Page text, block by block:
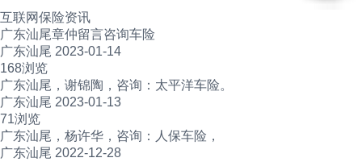
互联网保险资讯
广东汕尾章仲留言咨询车险
广东汕尾 2023-01-14
168浏览
广东汕尾，谢锦陶，咨询：太平洋车险。
广东汕尾 2023-01-13
71浏览
广东汕尾，杨许华，咨询：人保车险，
广东汕尾 2022-12-28